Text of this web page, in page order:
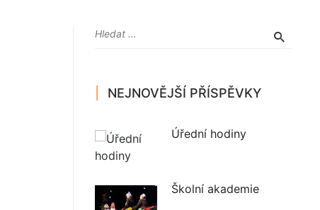
NEJNOVĚJŠÍ PŘÍSPĚVKY
Úřední hodiny
Školní akademie